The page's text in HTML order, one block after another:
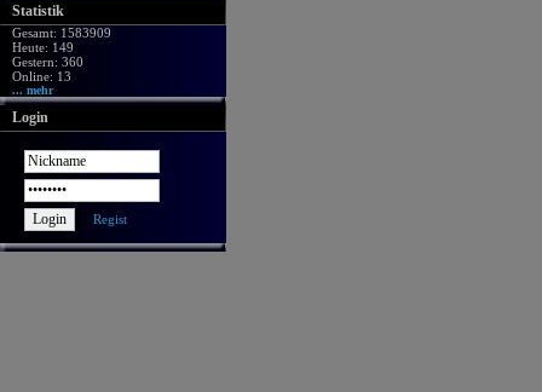
Statistik
Gesamt: 1583909
Heute: 149
Gestern: 360
Online: 13
... mehr
Login
Regist